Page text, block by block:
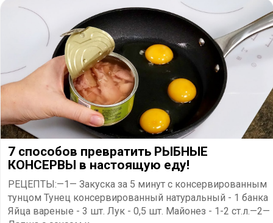
7 способов превратить РЫБНЫЕ
КОНСЕРВЫ в настоящую еду!
РЕЦЕПТЫ:—1— Закуска за 5 минут с консервированным
тунцом Тунец консервированный натуральный - 1 банка
Яйца вареные - 3 шт. Лук - 0,5 шт. Майонез - 1-2 ст.л.—2—